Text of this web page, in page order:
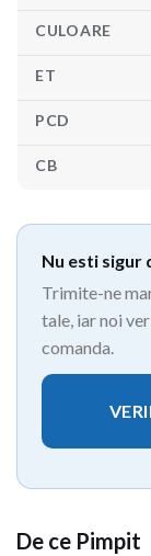
CULOARE
ET
PCD
CB
Nu esti sigur
Trimite-ne
tale, iar noi
comanda.
De ce Pimpit